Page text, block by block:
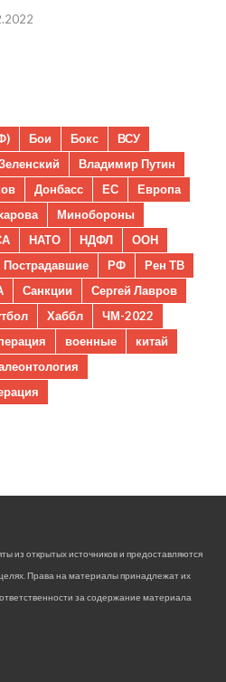
Бои Бокс
ВСУ
Владимир Путин
Донбасс ЕС
Европа
Минобороны
НАТО НДФЛ
ООН
Пострадавшие РФ
Рен ТВ
Санкции
Сергей Лавров
Хаббл
ЧМ-2022
военные
китай
из открытых источников и предоставляются
Права на материалы принадлежат их
за содержание материала